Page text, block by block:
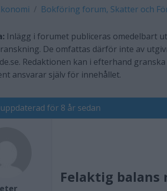
Bokföring forum, Skatter och
Inlägg i forumet publiceras omedelbart
De omfattas därför inte av
Redaktionen kan i efterhand
ansvarar själv för innehållet.
för 8 år sedan
Felaktig balans